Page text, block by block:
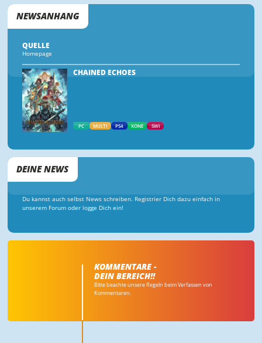
NEWSANHANG
QUELLE
Homepage
CHAINED ECHOES
PC MULTI PS4 XONE SWI
DEINE NEWS
Du kannst auch selbst News schreiben. Registrier Dich dazu einfach in
unserem Forum oder logge Dich ein!
KOMMENTARE -
DEIN BEREICH!!
Bitte beachte unsere Regeln beim Verfassen von
Kommentaren.